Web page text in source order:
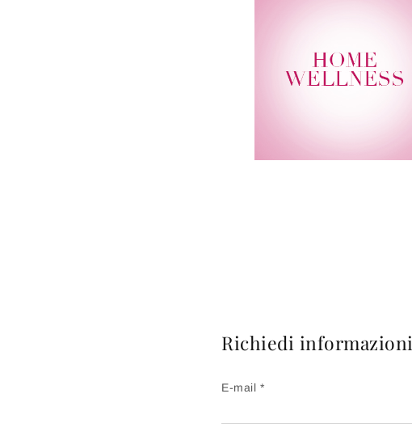
Richiedi informazioni
E-mail *